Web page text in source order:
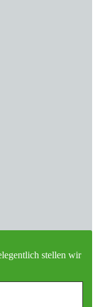
stellen wir